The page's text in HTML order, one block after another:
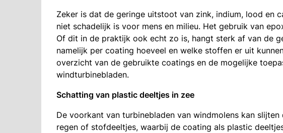
Zeker is dat de geringe uitstoot van zink, indium, lood en
niet schadelijk is voor mens en milieu. Het gebruik van
Of dit in de praktijk ook echt zo is, hangt sterk af van de
namelijk per coating hoeveel en welke stoffen er uit
overzicht van de gebruikte coatings en de mogelijke
windturbinebladen.
Schatting van plastic deeltjes in zee
De voorkant van turbinebladen van windmolens kan
regen of stofdeeltjes, waarbij de coating als plastic